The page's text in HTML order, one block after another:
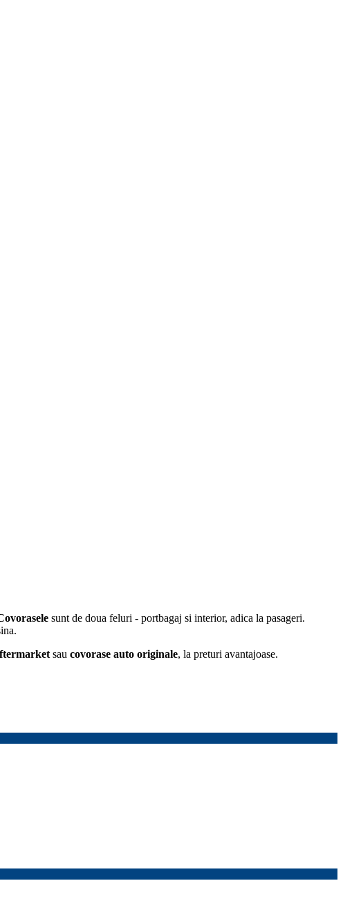
sunt de doua feluri - portbagaj si interior, adica la pasageri.
sau covorase auto originale, la preturi avantajoase.